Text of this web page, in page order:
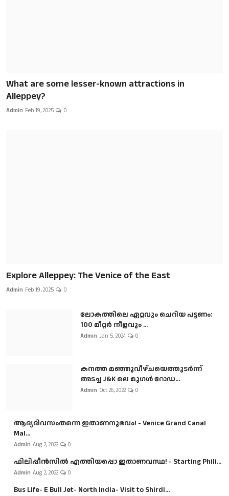
What are some lesser-known attractions in
Alleppey?
Admin Feb 19, 2025 0
Explore Alleppey: The Venice of the East
Admin Feb 19, 2025 0
ലോകത്തിലെ ഏറ്റവും ചെറിയ പട്ടണം:
100 മീറ്റർ നീളവും ...
Admin Jan 5, 2024 0
കനത്ത മഞ്ഞുവീഴ്ചയെത്തുടർന്ന്
അടച്ച J&K ലെ മുഗൾ റോഡ...
Admin Oct 26, 2022 0
ആദ്യദിവസംതന്നെ ഇതാണനുഭവം! - Venice Grand Canal
Mal...
Admin Aug 2, 2022 0
ഫിലിപ്പീൻസിൽ എത്തിയപ്പൊ ഇതാണവസ്ഥ! - Starting Phili...
Admin Aug 2, 2022 0
Bus Life- E Bull Jet- North India- Visit to Shirdi...